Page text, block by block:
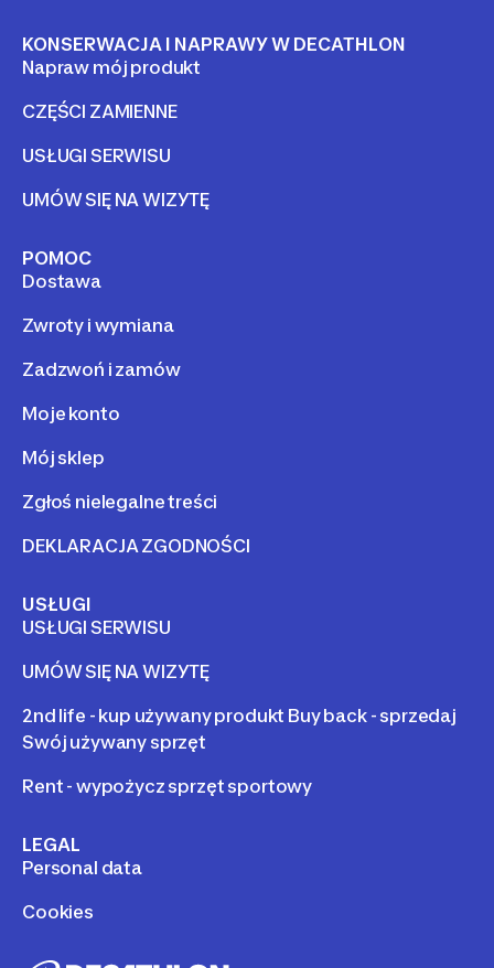
KONSERWACJA I NAPRAWY W DECATHLON
Napraw mój produkt
CZĘŚCI ZAMIENNE
USŁUGI SERWISU
UMÓW SIĘ NA WIZYTĘ
POMOC
Dostawa
Zwroty i wymiana
Zadzwoń i zamów
Moje konto
Mój sklep
Zgłoś nielegalne treści
DEKLARACJA ZGODNOŚCI
USŁUGI
USŁUGI SERWISU
UMÓW SIĘ NA WIZYTĘ
2nd life - kup używany produkt Buy back - sprzedaj
Swój używany sprzęt
Rent - wypożycz sprzęt sportowy
LEGAL
Personal data
Cookies